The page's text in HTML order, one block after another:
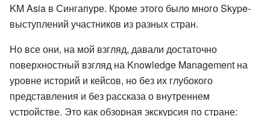
KM Asia в Сингапуре. Кроме этого было много Skype-
выступлений участников из разных стран.
Но все они, на мой взгляд, давали достаточно
поверхностный взгляд на Knowledge Management на
уровне историй и кейсов, но без их глубокого
представления и без рассказа о внутреннем
устройстве. Это как обзорная экскурсия по стране: